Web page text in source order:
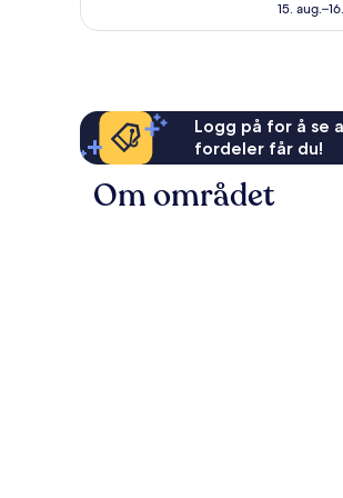
901
15.
Logg på for å se
fordeler får du!
Om området